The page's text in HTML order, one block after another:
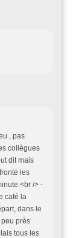
, pas
collègues
dit mais
les
/> -
café la
dans le
près
tous les